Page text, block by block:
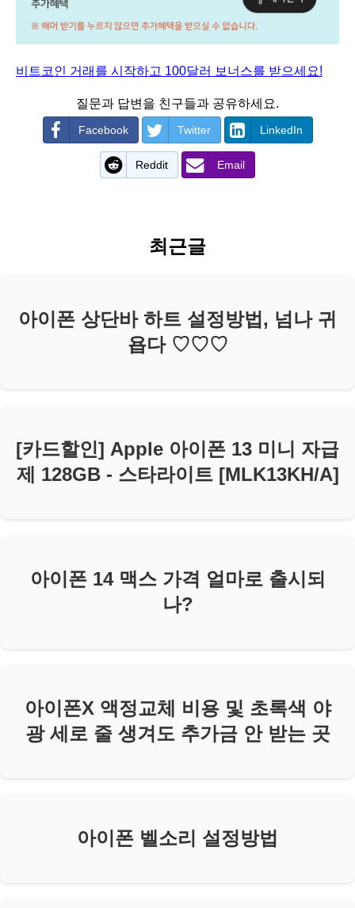
비트코인 거래를 시작하고 100달러 보너스를 받으세요!
질문과 답변을 친구들과 공유하세요.
Facebook Twitter LinkedIn
Reddit Email
최근글
아이폰 상단바 하트 설정방법, 넘나 귀
욥다 ♡♡♡
[카드할인] Apple 아이폰 13 미니 자급
제 128GB - 스타라이트 [MLK13KH/A]
아이폰 14 맥스 가격 얼마로 출시되
나?
아이폰X 액정교체 비용 및 초록색 야
광 세로 줄 생겨도 추가금 안 받는 곳
아이폰 벨소리 설정방법